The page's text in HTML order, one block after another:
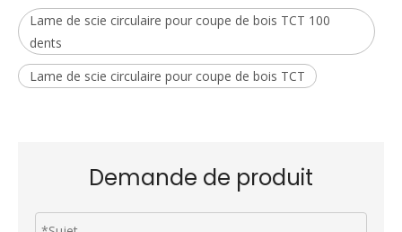
Lame de scie circulaire pour coupe de bois TCT 100
dents
Lame de scie circulaire pour coupe de bois TCT
Demande de produit